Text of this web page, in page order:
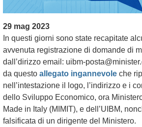
29 mag 2023
In questi giorni sono state recapitate
avvenuta registrazione di domande di
dall’dirizzo email: uibm-
da questo allegato ingannevole che
nell’intestazione il logo, l’indirizzo e i
dello Sviluppo Economico, ora
Made in Italy (MIMIT), e dell’UIBM,
falsificata di un dirigente del Ministero.